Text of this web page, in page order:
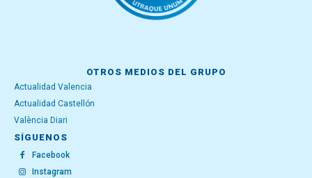
OTROS MEDIOS DEL GRUPO
Actualidad Valencia
Actualidad Castellón
València Diari
SÍGUENOS
Facebook
Instagram